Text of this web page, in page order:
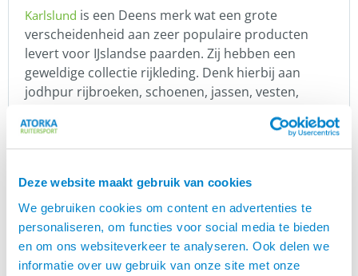
Deze website maakt gebruik van cookies
We gebruiken cookies om content en advertenties te
personaliseren, om functies voor social media te bieden
en om ons websiteverkeer te analyseren. Ook delen we
informatie over uw gebruik van onze site met onze
Karlslund is een Deens merk wat een grote
verscheidenheid aan zeer populaire producten
levert voor IJslandse paarden. Zij hebben een
geweldige collectie rijkleding. Denk hierbij aan
jodhpur rijbroeken, schoenen, jassen, vesten,
merk ook fijne zadels, hoofdstellen en halsters
voor IJslandse paarden. Uiteraard hebben zij voor
beugelriemen. Bijzonder in de collectie is de grote
collectie aan teugels in diverse kleuren en
materialen.